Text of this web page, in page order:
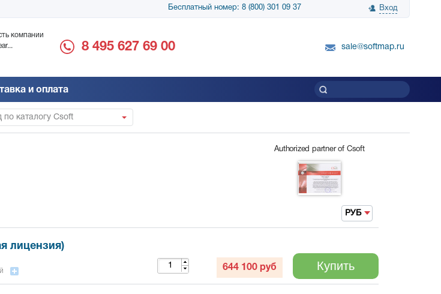
Бесплатный номер: 8 (800) 301 09 37 Вход
компании
благодарность за поставку SnapGene...
благодарность SoftMap за помощь в
8 495 627 69 00 sale@softmap.ru
и оплата
каталогу Csoft
Authorized partner of Csoft
РУБ
лицензия)
644 100 руб Купить